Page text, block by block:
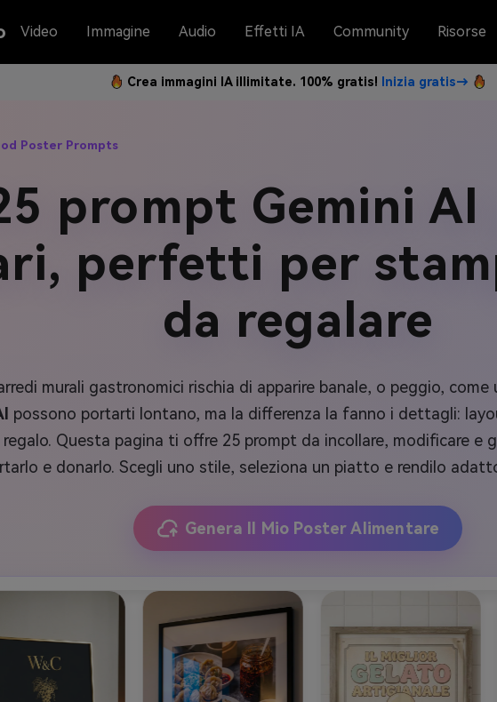
Video Immagine Audio Effetti IA Community Risorse
Crea immagini IA illimitate. 100% gratis! Inizia gratis→
Poster Prompts
prompt Gemini
perfetti per
da regalare
murali gastronomici rischia di apparire banale, o peggio,
possono portarti lontano, ma la differenza la fanno i dettagli:
Questa pagina ti offre 25 prompt da incollare, modificare e
e donarlo. Scegli uno stile, seleziona un piatto e rendilo
Genera Il Mio Poster Alimentare